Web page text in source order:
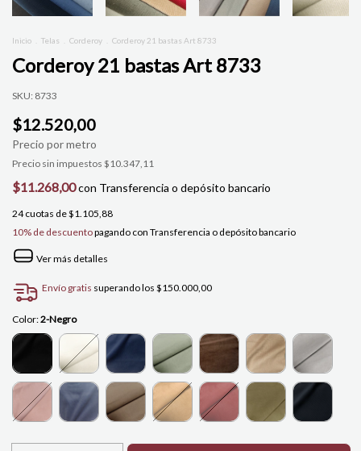
Inicio Telas Corderoy Corderoy 21 bastas Art 8733
Corderoy 21 bastas Art 8733
SKU: 8733
$12.520,00
Precio sin impuestos $10.347,11
$11.268,00con Transferencia o depósito bancario
24 cuotas de$1.105,88
10% de descuentopagando con Transferencia o depósito bancario
Ver más detalles
Envío gratis superando los $150.000,00
Color:2-Negro